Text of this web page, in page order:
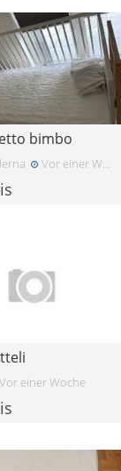
bimbo
Vor einer Woche
Vor einer Woche